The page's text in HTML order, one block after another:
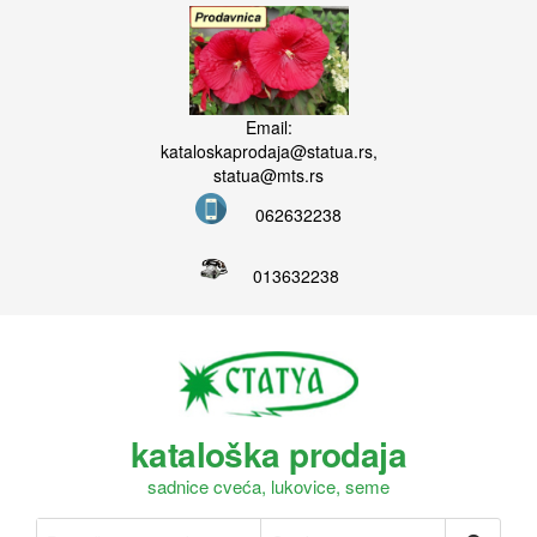
Email:
kataloskaprodaja@statua.rs,
statua@mts.rs
062632238
013632238
kataloška prodaja
sadnice cveća, lukovice, seme